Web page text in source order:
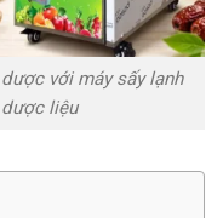
với máy sấy lạnh
liệu